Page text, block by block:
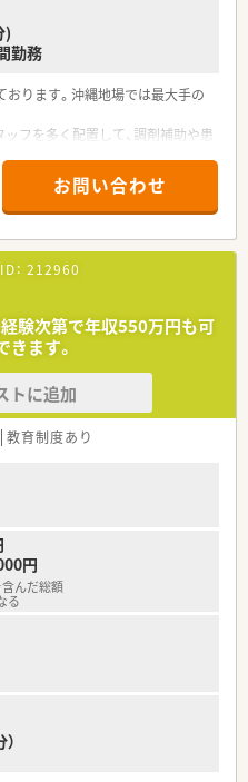
)
勤務
ります。沖縄地場では最大手の
フを多く配置して、調剤補助や患
オールと資本提携してより質の
な会社にされています。
クリニックの門前に店舗があるた
す。
門的なテーマでの研修から店舗管
しております。
暇の取得実績もあり、長く安定して
んでいます。
いるため、ヘルプ体制もありお
者様へのドリンクのサービスや
ア・コンシェルジュ」、お薬の
初”のサービスに積極的に取り組
お問い合わせ
： 212960
験次第で年収550万円も可
ます。
トに追加
教育制度あり
円
んだ総額
る